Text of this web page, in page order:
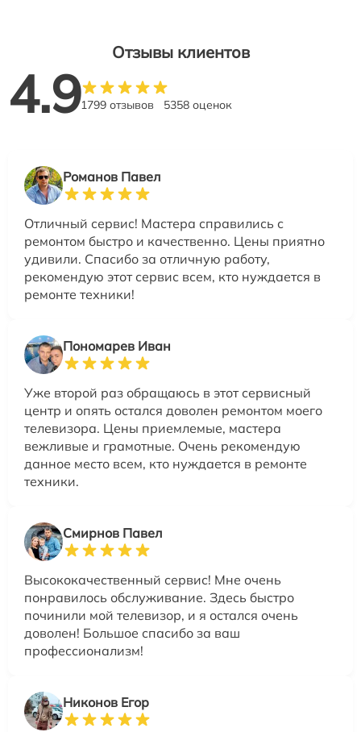
Отзывы клиентов
4.91799 отзывов 5358 оценок
Романов Павел
Отличный сервис! Мастера справились с
ремонтом быстро и качественно. Цены приятно
удивили. Спасибо за отличную работу,
рекомендую этот сервис всем, кто нуждается в
ремонте техники!
Пономарев Иван
Уже второй раз обращаюсь в этот сервисный
центр и опять остался доволен ремонтом моего
телевизора. Цены приемлемые, мастера
вежливые и грамотные. Очень рекомендую
данное место всем, кто нуждается в ремонте
техники.
Смирнов Павел
Высококачественный сервис! Мне очень
понравилось обслуживание. Здесь быстро
починили мой телевизор, и я остался очень
доволен! Большое спасибо за ваш
профессионализм!
Никонов Егор